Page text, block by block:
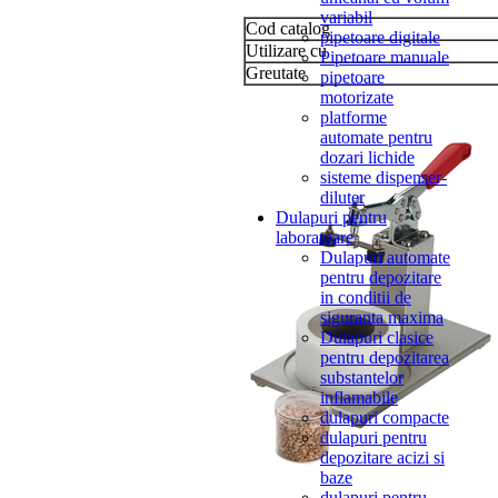
variabil
pipetoare digitale
Pipetoare manuale
pipetoare
motorizate
platforme
automate pentru
dozari lichide
sisteme dispenser-
diluter
Dulapuri pentru
laboratoare
Dulapuri automate
pentru depozitare
in conditii de
siguranta maxima
Dulapuri clasice
pentru depozitarea
substantelor
inflamabile
dulapuri compacte
dulapuri pentru
depozitare acizi si
baze
Cod catalog
Utilizare cu
Greutate